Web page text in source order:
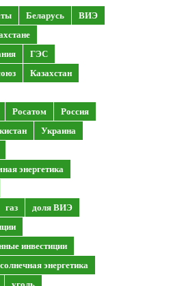
Беларусь
ВИЭ
ГЭС
Казахстан
Росатом
Россия
Украина
энергетика
газ
доля ВИЭ
инвестиции
солнечная энергетика
уголь